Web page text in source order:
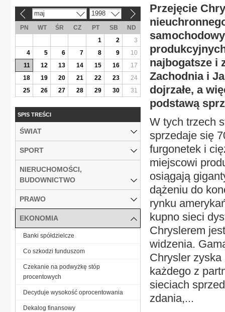
Przejęcie
najbogatsze i
Zachodnia i
dojrzałe, a
podstawą
W tych trzech
sprzedaje się
furgonetek i
miejscowi
osiągają
dążeniu do
rynku
kupno sieci
Chryslerem
widzenia.
Chrysler
każdego z
sieciach
zdania,...
maj 1998
PN WT ŚR CZ PT SB
ND
1
2
3
4
5 6 7 8 9
10
11
12 13 14 15 16
17
18
19 20 21 22 23
24
25
26 27 28 29 30 31
SPIS TREŚCI
ŚWIAT
SPORT
NIERUCHOMOŚCI,
BUDOWNICTWO
PRAWO
EKONOMIA
Banki spółdzielcze
Co szkodzi funduszom
Czekanie na podwyżkę stóp
procentowych
Decyduje wysokość oprocentowania
Dekalog finansowy